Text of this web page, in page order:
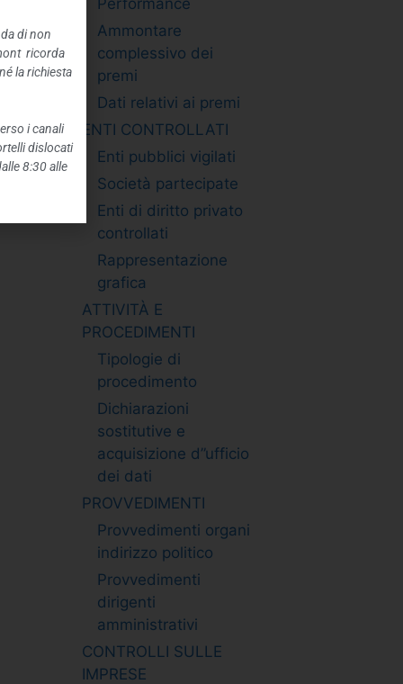
Ammontare
complessivo dei
premi
Dati relativi ai premi
ENTI CONTROLLATI
Enti pubblici vigilati
Società partecipate
Enti di diritto privato
controllati
Rappresentazione
grafica
ATTIVITÀ E
PROCEDIMENTI
Tipologie di
procedimento
Dichiarazioni
sostitutive e
acquisizione d”ufficio
dei dati
PROVVEDIMENTI
Provvedimenti organi
indirizzo politico
Provvedimenti
dirigenti
amministrativi
CONTROLLI SULLE
IMPRESE
di non
ricorda
la richiesta
i canali
dislocati
8:30 alle